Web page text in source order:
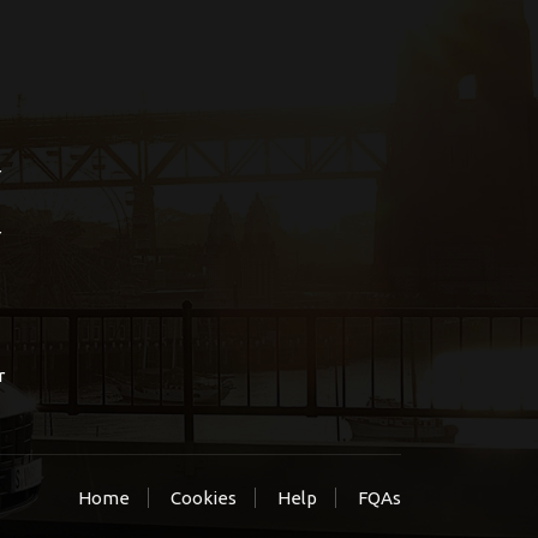
Home Cookies Help FQAs